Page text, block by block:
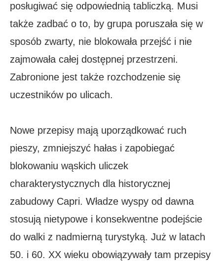
posługiwać się odpowiednią tabliczką. Musi
także zadbać o to, by grupa poruszała się w
sposób zwarty, nie blokowała przejść i nie
zajmowała całej dostępnej przestrzeni.
Zabronione jest także rozchodzenie się
uczestników po ulicach.
Nowe przepisy mają uporządkować ruch
pieszy, zmniejszyć hałas i zapobiegać
blokowaniu wąskich uliczek
charakterystycznych dla historycznej
zabudowy Capri. Władze wyspy od dawna
stosują nietypowe i konsekwentne podejście
do walki z nadmierną turystyką. Już w latach
50. i 60. XX wieku obowiązywały tam przepisy